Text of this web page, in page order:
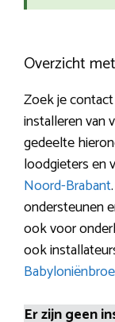
Overzicht
Zoek je
installeren van
gedeelte
loodgieters en
Noord-Brabant
ondersteunen
ook voor
ook
Er zijn geen